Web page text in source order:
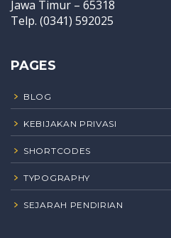
Jawa Timur – 65318
Telp. (0341) 592025
PAGES
BLOG
KEBIJAKAN PRIVASI
SHORTCODES
TYPOGRAPHY
SEJARAH PENDIRIAN